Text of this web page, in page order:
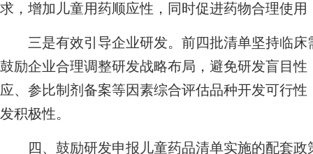
求，增加儿童用药顺应性，同时促进药物合理使
三是有效引导企业研发。前四批清单坚持临床
鼓励企业合理调整研发战略布局，避免研发盲目
应、参比制剂备案等因素综合评估品种开发可行
发积极性。
四、鼓励研发申报儿童药品清单实施的配套政